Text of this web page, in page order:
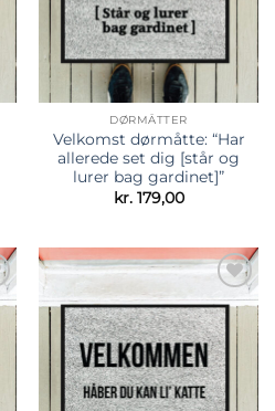
DØRMÅTTER
Velkomst dørmåtte: “Har
allerede set dig [står og
lurer bag gardinet]”
kr.179,00
Tilføj til
ønskeliste